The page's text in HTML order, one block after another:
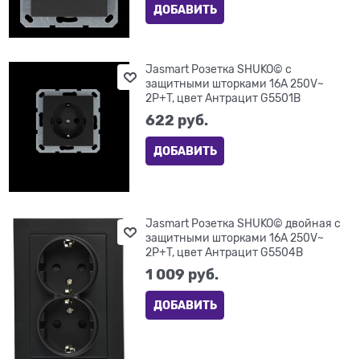
ДОБАВИТЬ
Jasmart Розетка SHUKO© с
защитными шторками 16A 250V~
2P+T, цвет Антрацит G5501B
622 руб.
ДОБАВИТЬ
Jasmart Розетка SHUKO© двойная с
защитными шторками 16A 250V~
2P+T, цвет Антрацит G5504B
1 009 руб.
ДОБАВИТЬ